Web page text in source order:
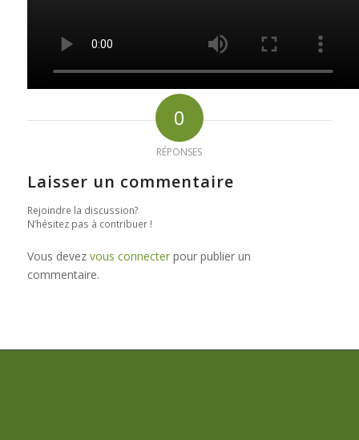
0
RÉPONSES
Laisser un commentaire
Rejoindre la discussion?
N’hésitez pas à contribuer !
Vous devez vous connecterpour publier un
commentaire.